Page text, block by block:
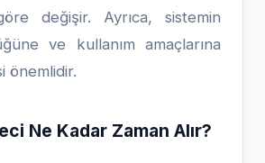
değişir. Ayrıca, sistemin
ve kullanım amaçlarına
önemlidir.
Ne Kadar Zaman Alır?